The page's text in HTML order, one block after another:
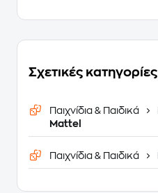
Σχετικές κατηγορίες
Παιχνίδια & Παιδικά
Mattel
Παιχνίδια & Παιδικά